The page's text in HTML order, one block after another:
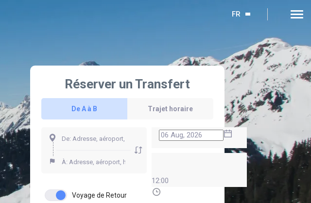
FR
Réserver un Transfert
De A à B Trajet horaire
12:00
Voyage de Retour